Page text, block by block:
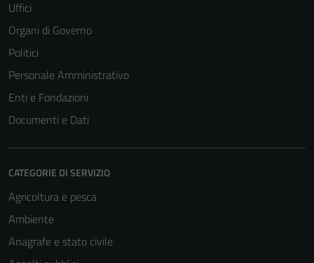
Uffici
Organi di Governo
Politici
Personale Amministrativo
Enti e Fondazioni
Documenti e Dati
CATEGORIE DI SERVIZIO
Agricoltura e pesca
Ambiente
Anagrafe e stato civile